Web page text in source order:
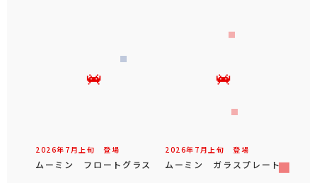
2026年 7 月 上旬 登場
ムーミン フロートグラス
2026年 7 月 上旬 登場
ムーミン ガラスプレート